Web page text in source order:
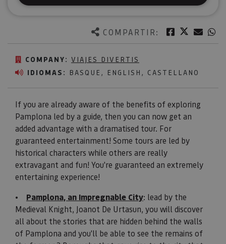
COMPARTIR: Facebook
Twitter
COMPANY: VIAJES DIVERTIS
IDIOMAS: BASQUE, ENGLISH, CASTELLANO
If you are already aware of the benefits of exploring
Pamplona led by a guide, then you can now get an
added advantage with a dramatised tour. For
guaranteed entertainment! Some tours are led by
historical characters while others are really
extravagant and fun! You're guaranteed an extremely
entertaining experience!
• Pamplona, an Impregnable City: lead by the
Medieval Knight, Joanot De Urtasun, you will discover
all about the stories that are hidden behind the walls
of Pamplona and you'll be able to see the remains of